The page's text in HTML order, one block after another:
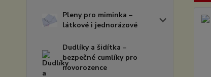
Pleny pro miminka –
látkové i jednorázové
Dudlíky a šidítka –
bezpečné cumlíky pro
novorozence